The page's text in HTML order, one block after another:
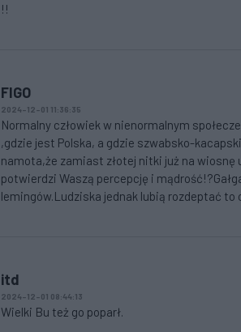
!!
FIGO
2024-12-01 11:36:35
Normalny człowiek w nienormalnym
,gdzie jest Polska, a gdzie szwabsko-
namota,że zamiast złotej nitki już na wiosnę
potwierdzi Waszą percepcję i
lemingów.Ludziska jednak lubią rozdeptać
itd
2024-12-01 08:44:13
Wielki Bu też go poparł.